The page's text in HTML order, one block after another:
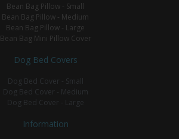
Bean Bag Pillow - Small
Bean Bag Pillow - Medium
Bean Bag Pillow - Large
Bean Bag Mini Pillow Cover
Dog Bed Covers
Dog Bed Cover - Small
Dog Bed Cover - Medium
Dog Bed Cover - Large
Information